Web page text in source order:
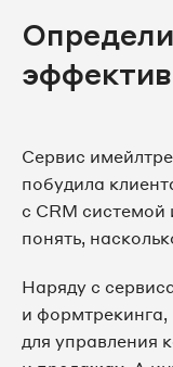
Сервис
побудила
с CRM
понять,
Наряду с
и формтрекинга,
для управления